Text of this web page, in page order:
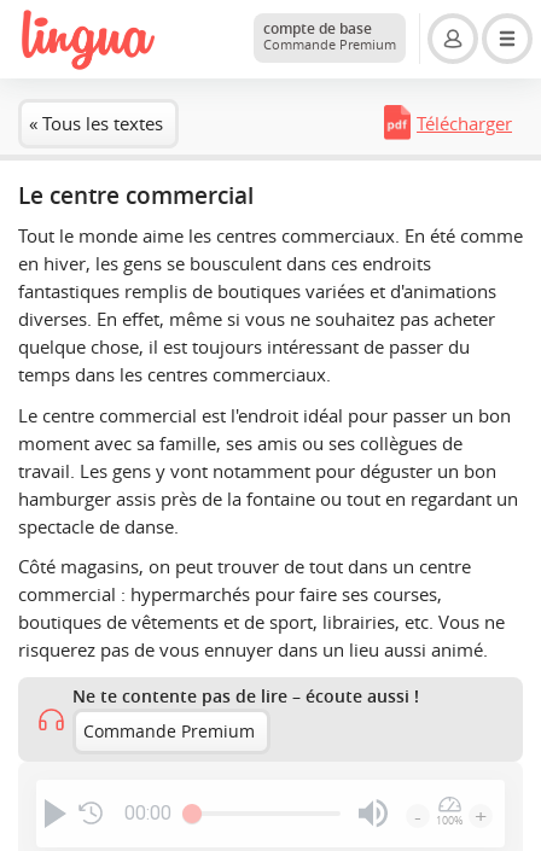
compte de base
Commande Premium
« Tous les textes Télécharger
Le centre commercial
Tout le monde aime les centres commerciaux. En été comme
en hiver, les gens se bousculent dans ces endroits
fantastiques remplis de boutiques variées et d'animations
diverses. En effet, même si vous ne souhaitez pas acheter
quelque chose, il est toujours intéressant de passer du
temps dans les centres commerciaux.
Le centre commercial est l'endroit idéal pour passer un bon
moment avec sa famille, ses amis ou ses collègues de
travail. Les gens y vont notamment pour déguster un bon
hamburger assis près de la fontaine ou tout en regardant un
spectacle de danse.
Côté magasins, on peut trouver de tout dans un centre
commercial : hypermarchés pour faire ses courses,
boutiques de vêtements et de sport, librairies, etc. Vous ne
risquerez pas de vous ennuyer dans un lieu aussi animé.
Ne te contente pas de lire – écoute aussi !
Commande Premium
00:00 - 100% +